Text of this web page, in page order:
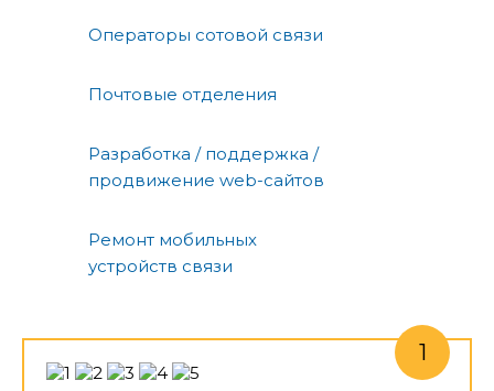
Операторы сотовой связи
Почтовые отделения
Разработка / поддержка /
продвижение web-сайтов
Ремонт мобильных
устройств связи